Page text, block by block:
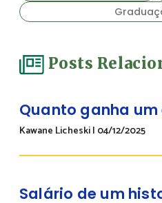
Posts
Quanto ganha um
Kawane Licheski| 04/12/2025
Salário de um